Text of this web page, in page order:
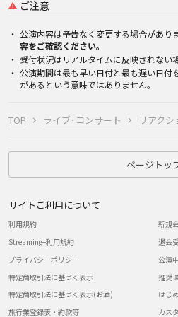
TOP ライブ･コンサート リアク
ご注意
公演内容は予告なく変更する場合があり
容をご確認ください。
受付状況はリアルタイムに反映されない
公演期間は最も早い日付と最も遅い日付
があるという意味ではありません。
ページトッ
サイトご利用について
利用規約
Streaming+利用規約
プライバシーポリシー
特定商取引法に基づく表示
特定商取引法に基づく表示(お酒)
旅行業登録表・約款等
新規
退会
公演
推奨
はじ
カス